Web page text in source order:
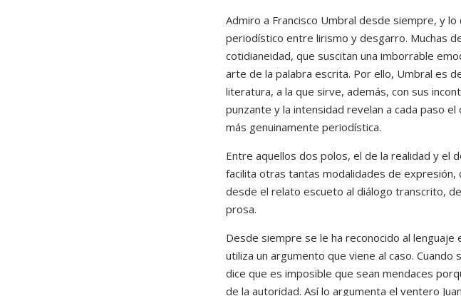
Admiro a Francisco Umbral desde siempre, y
periodístico entre lirismo y desgarro. Muchas
cotidianeidad, que suscitan una imborrable
arte de la palabra escrita. Por ello, Umbral es
literatura, a la que sirve, además, con sus
punzante y la intensidad revelan a cada paso
más genuinamente periodística.
Entre aquellos dos polos, el de la realidad y el
facilita otras tantas modalidades de
desde el relato escueto al diálogo transcrito,
prosa.
Desde siempre se le ha reconocido al
utiliza un argumento que viene al caso.
dice que es imposible que sean mendaces
de la autoridad. Así lo argumenta el ventero